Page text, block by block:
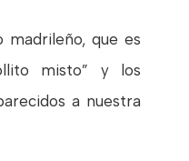
madrileño, que es
misto” y los
a nuestra